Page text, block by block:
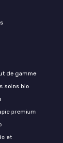
de gamme
soins bio
premium
et